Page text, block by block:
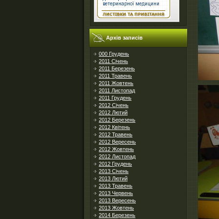
Архів записів
000 Грудень
2011 Січень
2011 Березень
2011 Травень
2011 Жовтень
2011 Листопад
2011 Грудень
2012 Січень
2012 Лютий
2012 Березень
2012 Квітень
2012 Травень
2012 Вересень
2012 Жовтень
2012 Листопад
2012 Грудень
2013 Січень
2013 Лютий
2013 Травень
2013 Червень
2013 Вересень
2013 Жовтень
2014 Березень